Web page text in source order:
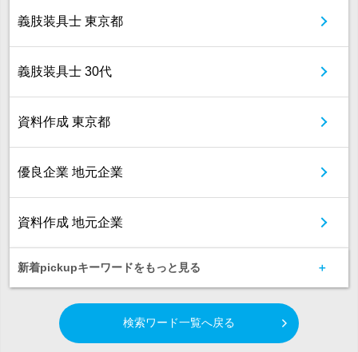
義肢装具士 東京都
義肢装具士 30代
資料作成 東京都
優良企業 地元企業
資料作成 地元企業
新着pickupキーワードをもっと見る
検索ワード一覧へ戻る